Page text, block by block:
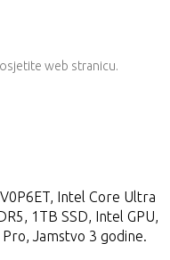
web stranicu.
Intel Core Ultra
1TB SSD, Intel GPU,
Jamstvo 3 godine.